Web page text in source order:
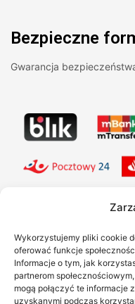
Wykorzystujemy pliki cookie
oferować funkcje
Informacje o tym, jak
partnerom
mogą połączyć te informacje
uzyskanymi podczas
Bezpieczne
Gwarancja